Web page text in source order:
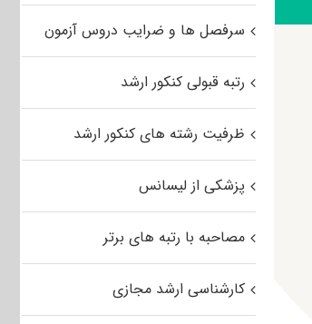
سرفصل ها و ضرایب دروس آزمون
رتبه قبولی کنکور ارشد
ظرفیت رشته های کنکور ارشد
پزشکی از لیسانس
مصاحبه با رتبه های برتر
کارشناسی ارشد مجازی